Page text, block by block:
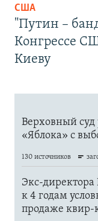
США
"Путин –
Конгрессе
Киеву